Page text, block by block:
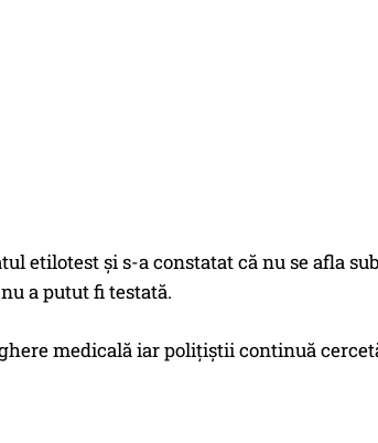
etilotest şi s-a constatat că nu se afla
a putut fi testată.
medicală iar poliţiştii continuă